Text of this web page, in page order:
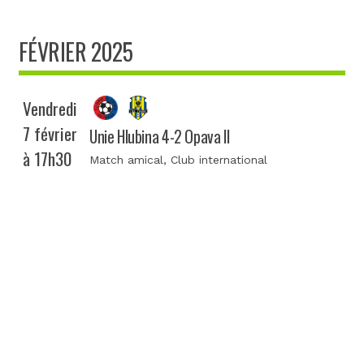
FÉVRIER 2025
Vendredi
7 février
à 17h30
Unie Hlubina 4-2 Opava II
Match amical, Club international